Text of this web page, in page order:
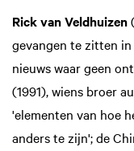
Rick van Veldhuizen
gevangen te zitten
nieuws waar geen
(1991), wiens broer
'elementen van hoe
anders te zijn'; de